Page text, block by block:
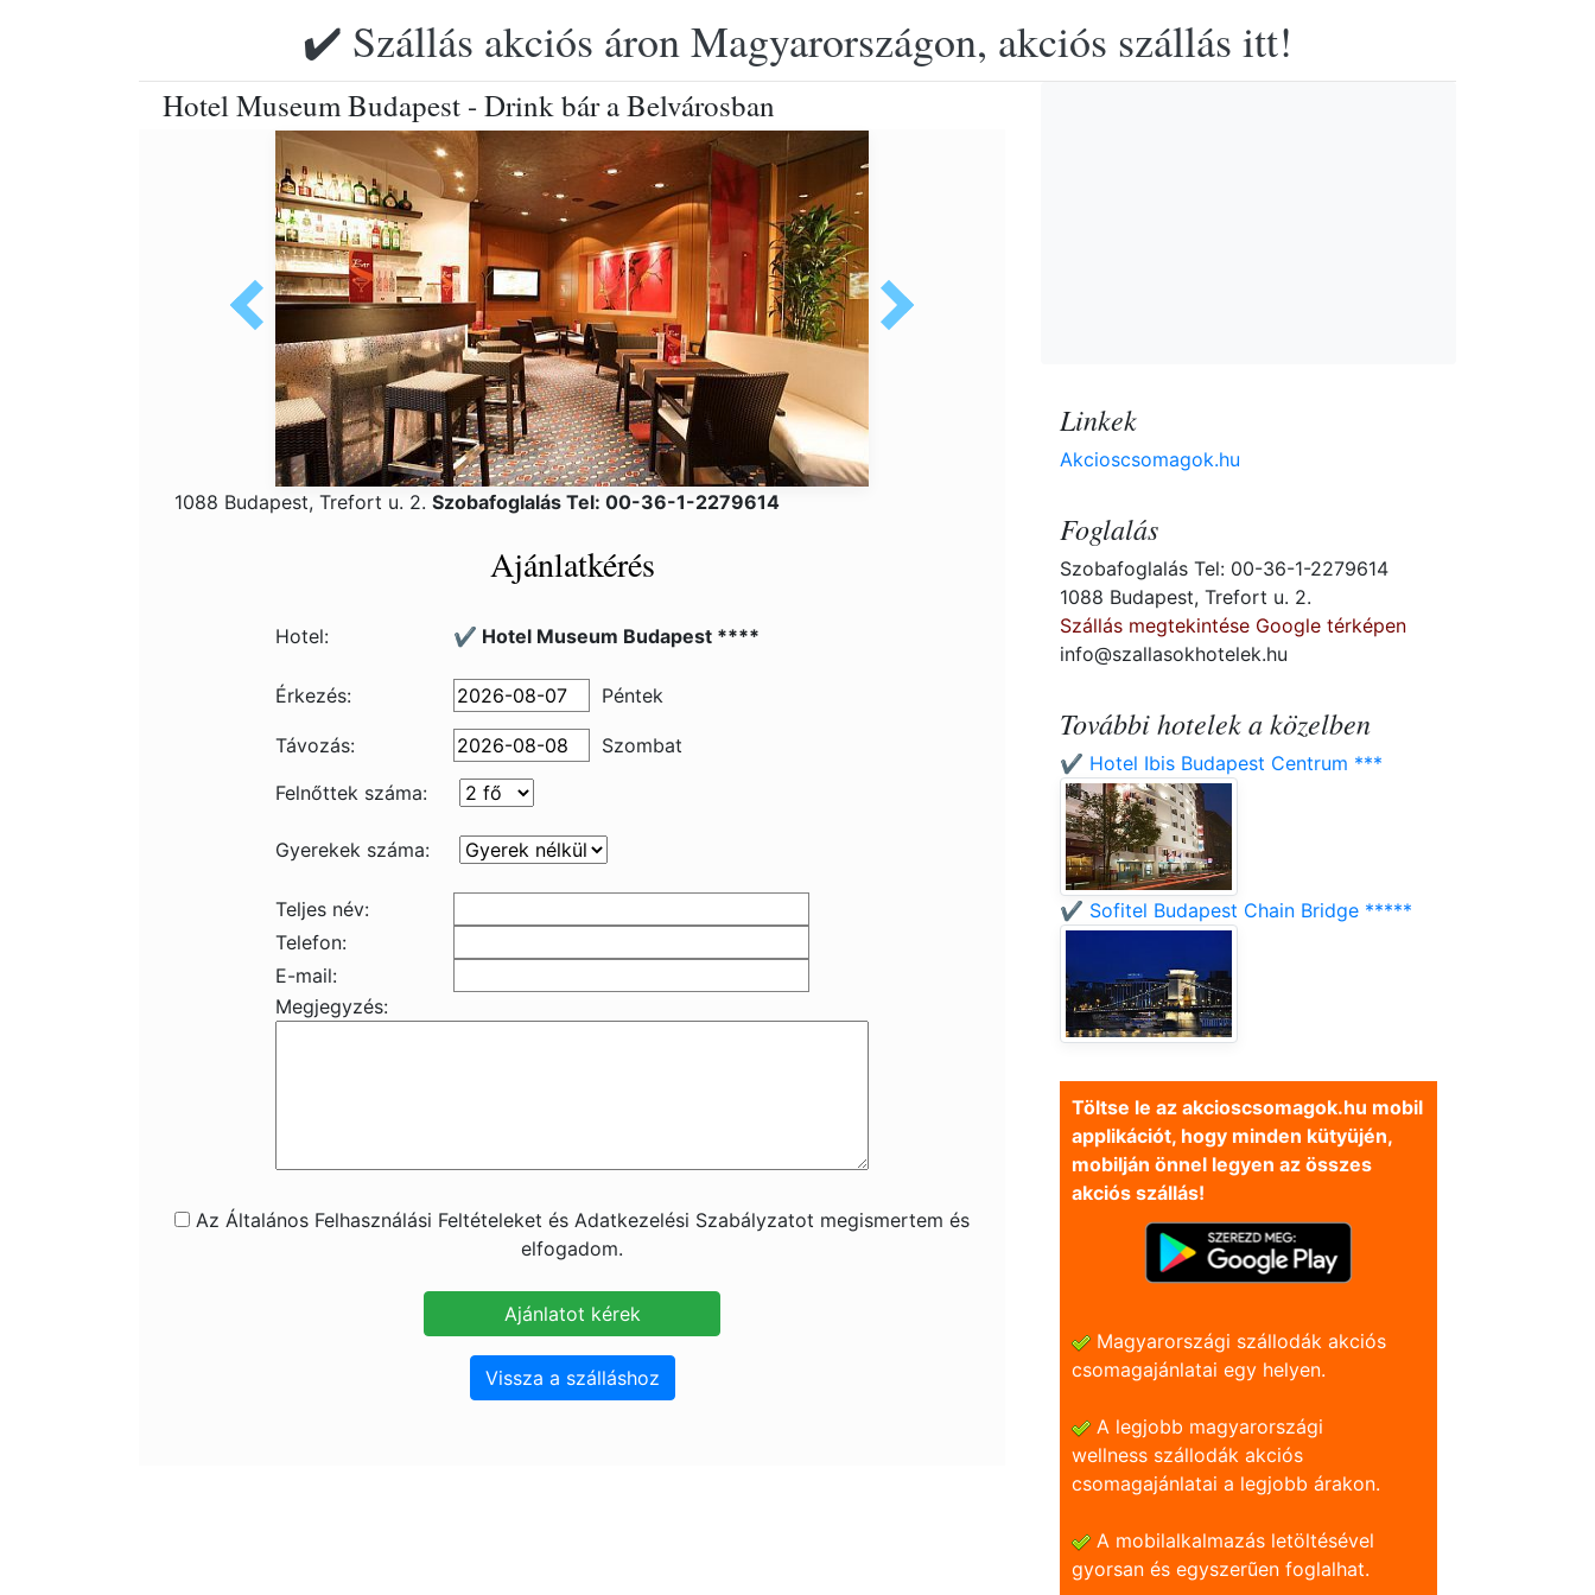
✔️ Szállás akciós áron Magyarországon, akciós szállás itt!
Hotel Museum Budapest - Drink bár a Belvárosban
1088 Budapest, Trefort u. 2. Szobafoglalás Tel: 00-36-1-2279614
Ajánlatkérés
Hotel: ✔️ Hotel Museum Budapest ****
Érkezés: Péntek
Távozás:
Szombat
Felnőttek száma:
Gyerekek száma:
Teljes név:
Telefon:
E-mail:
Megjegyzés:
Az Általános Felhasználási Feltételeket és Adatkezelési Szabályzatot megismertem és
elfogadom.
Vissza a szálláshoz
Linkek
Akcioscsomagok.hu
Foglalás
Szobafoglalás Tel: 00-36-1-2279614
1088 Budapest, Trefort u. 2.
Szállás megtekintése Google térképen
info@szallasokhotelek.hu
További hotelek a közelben
✔️ Hotel Ibis Budapest Centrum ***
✔️ Sofitel Budapest Chain Bridge *****
Töltse le az akcioscsomagok.hu mobil
applikációt, hogy minden kütyüjén,
mobilján önnel legyen az összes
akciós szállás!
Magyarországi szállodák akciós
csomagajánlatai egy helyen.
A legjobb magyarországi
wellness szállodák akciós
csomagajánlatai a legjobb árakon.
A mobilalkalmazás letöltésével
gyorsan és egyszerũen foglalhat.